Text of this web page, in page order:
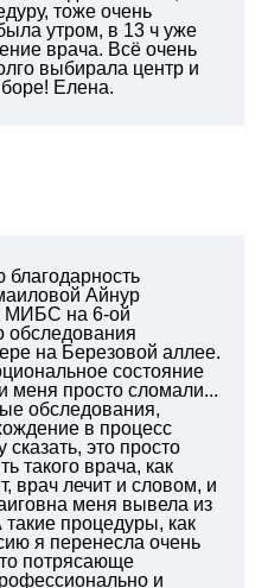
тоже очень
утром, в 13 ч уже
врача. Всё очень
выбирала центр и
Елена.
благодарность
Айнур
МИБС на 6-ой
обследования
на Березовой аллее.
состояние
меня просто сломали...
обследования,
в процесс
это просто
такого врача, как
врач лечит и словом, и
меня вывела из
процедуры, как
я перенесла очень
потрясающе
и